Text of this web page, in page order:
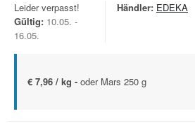
Leider verpasst!
Gültig: 10.05. -
16.05.
Händler: EDEKA
€ 7,96 / kg - oder Mars 250 g